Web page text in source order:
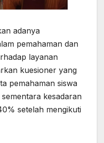
adanya
pemahaman dan
layanan
kuesioner yang
pemahaman siswa
kesadaran
setelah mengikuti